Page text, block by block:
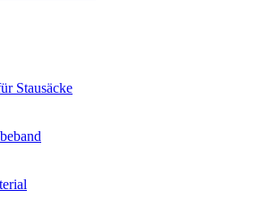
Stausäcke